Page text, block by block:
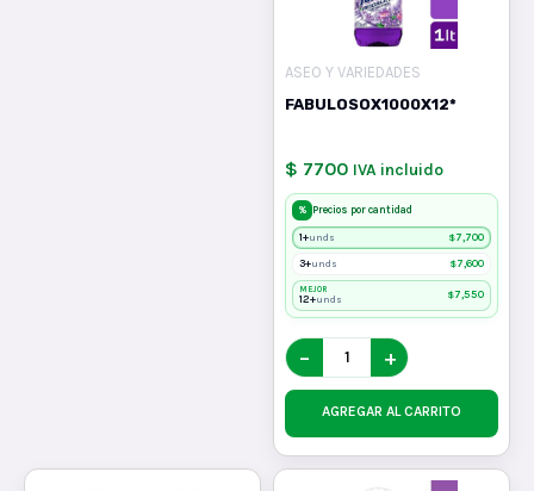
ASEO Y VARIEDADES
FABULOSOX1000X12*
$ 7700 IVA incluido
% Precios por cantidad
1+unds $7,700
3+unds $7,600
MEJOR
12+unds $7,550
− +
AGREGAR AL CARRITO